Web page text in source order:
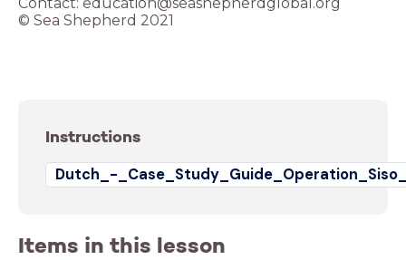
© Sea Shepherd 2021
Instructions
Dutch_-
Items in this lesson